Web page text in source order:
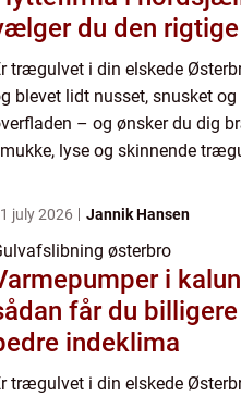
du den
trægulvet i din elskede
blevet lidt nusset, snusket
– og ønsker du dig
lyse og skinnende
en grundig gul...
july 2026 Jannik Hansen
østerbro
i
får du
indeklima
trægulvet i din elskede